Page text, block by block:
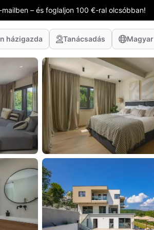
– és foglaljon 100 €-ral olcsóbban!
házigazda Tanácsadás Magyar